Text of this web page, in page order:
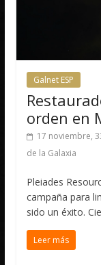
Galnet ESP
orden en
17 noviembre,
de la Galaxia
Pleiades
campaña para
sido un éxito.
Leer más